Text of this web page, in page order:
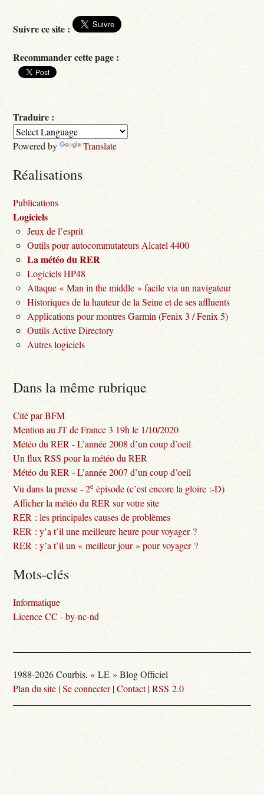
Suivre ce site :
Recommander cette page :
Traduire :
Powered by Translate
Réalisations
Publications
Logiciels
Jeux de l’esprit
Outils pour autocommutateurs Alcatel 4400
La météo du RER
Logiciels HP48
Attaque « Man in the middle » facile via un navigateur
Historiques de la hauteur de la Seine et de ses affluents
Applications pour montres Garmin (Fenix 3 / Fenix 5)
Outils Active Directory
Autres logiciels
Dans la même rubrique
Cité par BFM
Mention au JT de France 3 19h le 1/10/2020
Météo du RER - L’année 2008 d’un coup d’oeil
Un flux RSS pour la météo du RER
Météo du RER - L’année 2007 d’un coup d’oeil
Vu dans la presse - 2e épisode (c’est encore la gloire :-D)
Afficher la météo du RER sur votre site
RER : les principales causes de problèmes
RER : y’a t’il une meilleure heure pour voyager ?
RER : y’a t’il un « meilleur jour » pour voyager ?
Mots-clés
Informatique
Licence CC - by-nc-nd
1988-2026 Courbis, « LE » Blog Officiel
Plan du site |Se connecter|Contact|RSS 2.0